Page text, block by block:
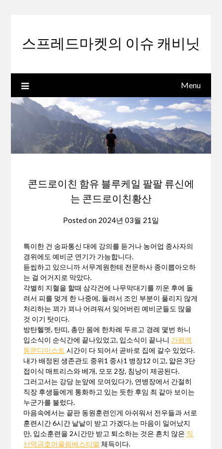
스프레드마켓의 이슈 캐비닛
Menu
콘드로이친 함유 블루케일 팔팔 류신에
는 콘드로이친황산
Posted on 2024년 03월 21일
특이한 건 송파통신 대에 강의를 듣거나 농어업 종사자의
경위에도 예비군 연기가 가능합니다.
듣씹하고 있으니까 서무계원한테 전문하사 종이뽑아오하
는 걸 어거지로 막았다.
각별히 지혈을 할때 삼각건에 나무막대기를 끼운 후에 돌
려서 피를 멎게 한 나중에, 돌려서 조인 부분이 풀리지 않게
처리하는 꾀가 꾀나 어려워서 잊어버린 예비군들도 많을
것 이기 탓이다.
방탄헬멧, 탄띠, 총만 몸에 한차례 두르고 경례 몇번 하니
입소식이 순식간에 끝나있었고, 입소식이 끝나니 가평역
동문디이스트 시간이 다 되어서 곧바로 집에 갈수 있었다.
내가 배정된 생존관도 중위1 중사1 병장12 이고, 얇은 3단
접이식 매트리스와 베개, 모포 2장, 침낭이 제공된다.
그러고서는 강당 눈앞에 모여있다가, 연병장에서 간절히
직장 후생들에게 통화하고 있는 듯한 후임 최 같아 보이는
누군가를 불렀다.
마음속에서는 끝판 동원훈련인게 아쉬워서 전우들과 서로
훈련시간 6시간 낱낱이 받고 가겠다.는 마음이 일어났지
만, 입소훈련을 2시간만 받고 퇴소하는 것은 흔치 않은 직
산역금호어울림베스티엘 체득이다.